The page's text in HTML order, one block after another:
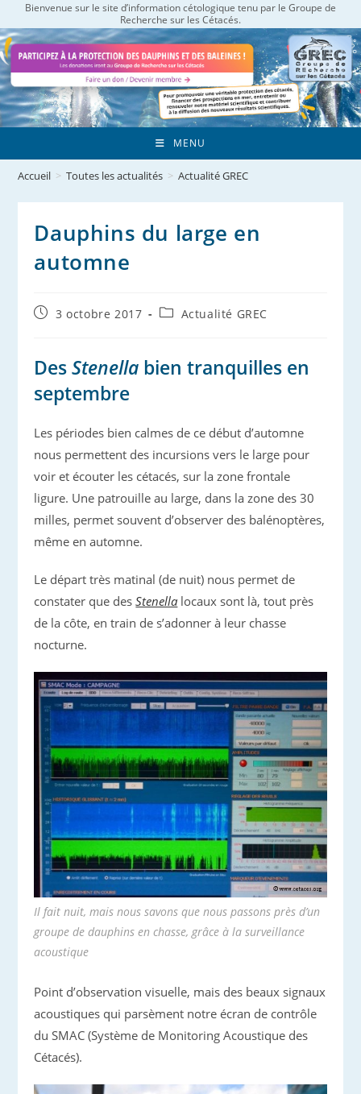
to
content
Bienvenue sur le site d’information cétologique tenu par le Groupe de
Recherche sur les Cétacés.
MENU
Accueil > Toutes les actualités > Actualité GREC
Dauphins du large en
automne
Publication
3 octobre 2017
PostActualité GREC
DesStenella bien tranquilles en
septembre
Les périodes bien calmes de ce début d’automne
nous permettent des incursions vers le large pour
voir et écouter les cétacés, sur la zone frontale
ligure. Une patrouille au large, dans la zone des 30
milles, permet souvent d’observer des balénoptères,
même en automne.
Le départ très matinal (de nuit) nous permet de
constater que desStenella locaux sont là, tout près
de la côte, en train de s’adonner à leur chasse
nocturne.
Il fait nuit, mais nous savons que nous passons près d’un
groupe de dauphins en chasse, grâce à la surveillance
acoustique
Point d’observation visuelle, mais des beaux signaux
acoustiques qui parsèment notre écran de contrôle
du SMAC (Système de Monitoring Acoustique des
Cétacés).